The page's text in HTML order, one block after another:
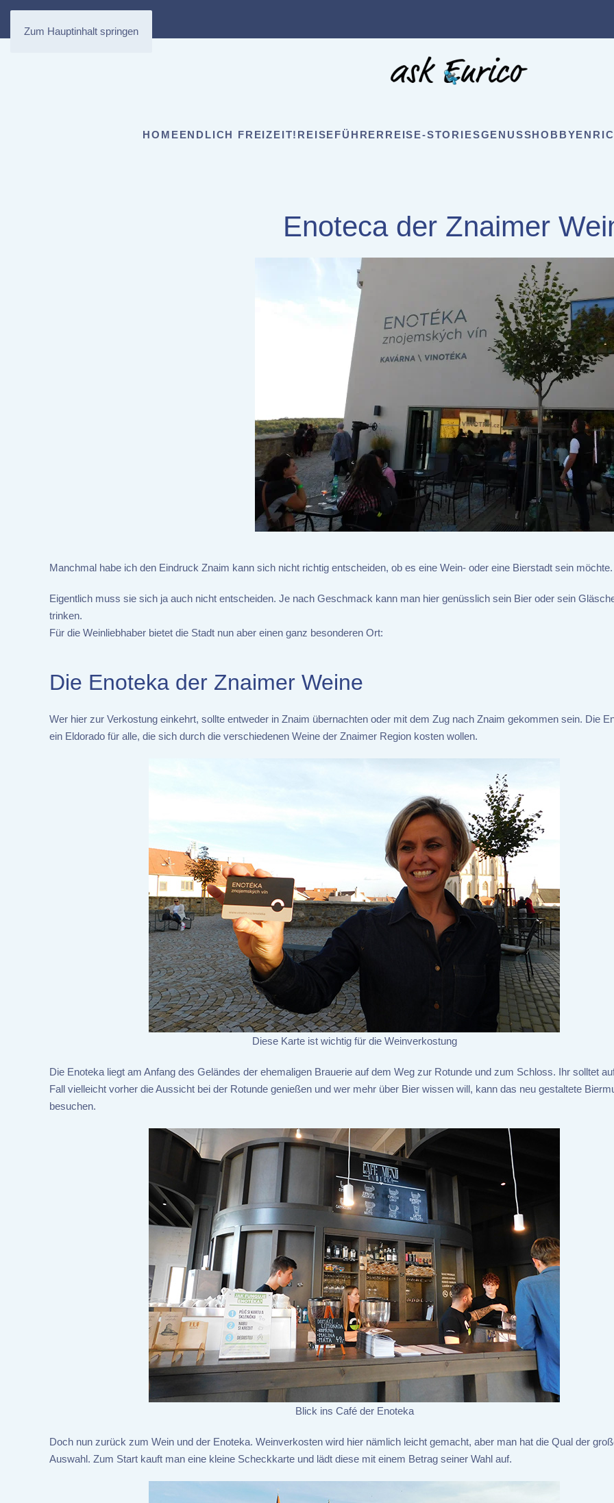
Zum Hauptinhalt springen
HOMEENDLICH FREIZEIT! REISEFÜHRER REISE-STORIESGENUSSHOBBY
Enoteca der Znaimer
Manchmal habe ich den Eindruck Znaim kann sich nicht richtig entscheiden, ob es eine Wein- oder eine Bierstadt sein möchte.
Eigentlich muss sie sich ja auch nicht entscheiden. Je nach Geschmack kann man hier genüsslich sein Bier oder sein
trinken.
Für die Weinliebhaber bietet die Stadt nun aber einen ganz besonderen Ort:
Die Enoteka der Znaimer Weine
Wer hier zur Verkostung einkehrt, sollte entweder in Znaim übernachten oder mit dem Zug nach Znaim gekommen sein. Die
ein Eldorado für alle, die sich durch die verschiedenen Weine der Znaimer Region kosten wollen.
Diese Karte ist wichtig für die Weinverkostung
Die Enoteka liegt am Anfang des Geländes der ehemaligen Brauerie auf dem Weg zur Rotunde und zum Schloss. Ihr solltet
Fall vielleicht vorher die Aussicht bei der Rotunde genießen und wer mehr über Bier wissen will, kann das neu gestaltete
besuchen.
Blick ins Café der Enoteka
Doch nun zurück zum Wein und der Enoteka. Weinverkosten wird hier nämlich leicht gemacht, aber man hat die Qual der
Auswahl. Zum Start kauft man eine kleine Scheckkarte und lädt diese mit einem Betrag seiner Wahl auf.